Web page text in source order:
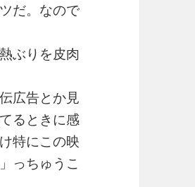
だ。なので
ぶりを皮肉
広告とか見
るときに感
特にこの映
っちゅうこ